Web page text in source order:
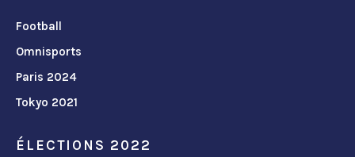
Football
Omnisports
Paris 2024
Tokyo 2021
ÉLECTIONS 2022